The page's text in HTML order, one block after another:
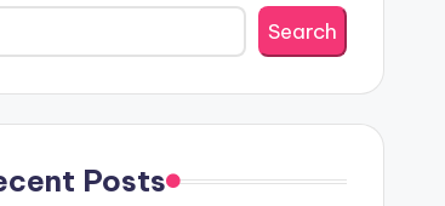
Search
Posts